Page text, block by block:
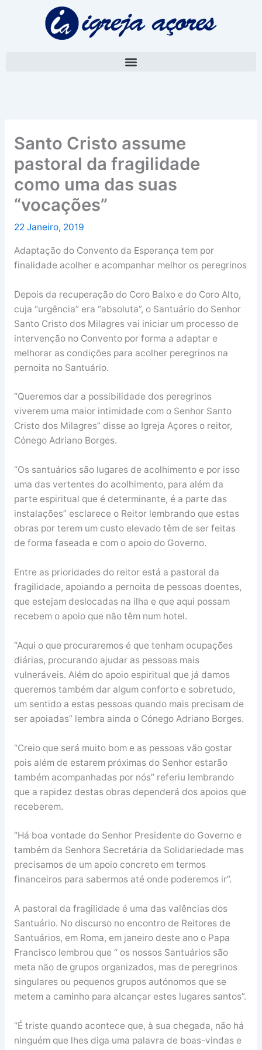
Santo Cristo assume
pastoral da fragilidade
como uma das suas
“vocações”
22 Janeiro, 2019
Adaptação do Convento da Esperança tem por
finalidade acolher e acompanhar melhor os peregrinos
Depois da recuperação do Coro Baixo e do Coro Alto,
cuja “urgência” era “absoluta”, o Santuário do Senhor
Santo Cristo dos Milagres vai iniciar um processo de
intervenção no Convento por forma a adaptar e
melhorar as condições para acolher peregrinos na
pernoita no Santuário.
“Queremos dar a possibilidade dos peregrinos
viverem uma maior intimidade com o Senhor Santo
Cristo dos Milagres” disse ao Igreja Açores o reitor,
Cónego Adriano Borges.
“Os santuários são lugares de acolhimento e por isso
uma das vertentes do acolhimento, para além da
parte espiritual que é determinante, é a parte das
instalações” esclarece o Reitor lembrando que estas
obras por terem um custo elevado têm de ser feitas
de forma faseada e com o apoio do Governo.
Entre as prioridades do reitor está a pastoral da
fragilidade, apoiando a pernoita de pessoas doentes,
que estejam deslocadas na ilha e que aqui possam
recebem o apoio que não têm num hotel.
“Aqui o que procuraremos é que tenham ocupações
diárias, procurando ajudar as pessoas mais
vulneráveis. Além do apoio espiritual que já damos
queremos também dar algum conforto e sobretudo,
um sentido a estas pessoas quando mais precisam de
ser apoiadas” lembra ainda o Cónego Adriano Borges.
“Creio que será muito bom e as pessoas vão gostar
pois além de estarem próximas do Senhor estarão
também acompanhadas por nós” referiu lembrando
que a rapidez destas obras dependerá dos apoios que
receberem.
“Há boa vontade do Senhor Presidente do Governo e
também da Senhora Secretária da Solidariedade mas
precisamos de um apoio concreto em termos
financeiros para sabermos até onde poderemos ir”.
A pastoral da fragilidade é uma das valências dos
Santuário. No discurso no encontro de Reitores de
Santuários, em Roma, em janeiro deste ano o Papa
Francisco lembrou que “ os nossos Santuários são
meta não de grupos organizados, mas de peregrinos
singulares ou pequenos grupos autónomos que se
metem a caminho para alcançar estes lugares santos”.
“É triste quando acontece que, à sua chegada, não há
ninguém que lhes diga uma palavra de boas-vindas e